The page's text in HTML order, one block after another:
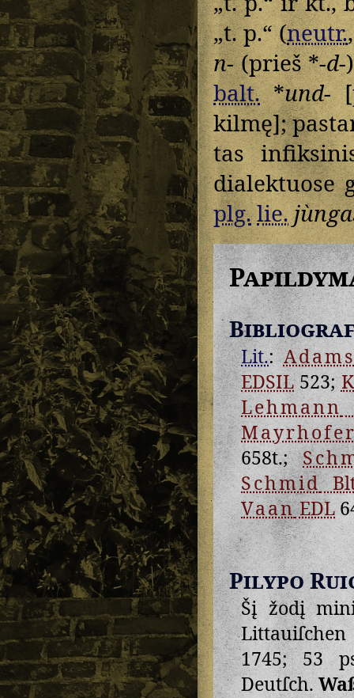
„t. p.“ (neutr.
n-(prieš *-d-
balt.*und-[
kilmę];
tas
dialektuose
plg.lie.
Lit.:Adams
EDSIL523;
Lehmann
658t.;
SchmidBlt
VaanEDL
Pilypo
Šį žodį
1745; 53
Deutſch.